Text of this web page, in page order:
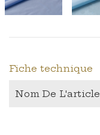
Fiche technique
Nom De L'article